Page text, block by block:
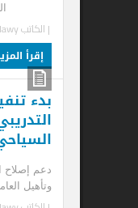
المسلة
Ashraf elgedawy
بدء تنفيذ
التدريبي لرفع
السياحي
دعم إصلاح التعليم
وتأهيل العاملين